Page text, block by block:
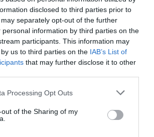
disclosed to third parties prior to
separately opt-out of the further
personal information by third parties on the
participants. This information may
us to third parties on the IAB’s List of
that may further disclose it to other
website/app uses one or more Google
visit or usage behaviour. You may click to
to Google and its third-party tags to
specified purposes in below Google
Processing Opt Outs
of the Sharing of my
ανήκει στα μέλη ενός
στις προσωπικές φιλοδοξίες»
με σπανάκι
ΟΛΕΣ ΟΙ ΕΙΔΗΣΕΙΣ →